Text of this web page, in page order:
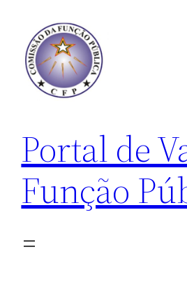
conteúdo
Portal de
Função